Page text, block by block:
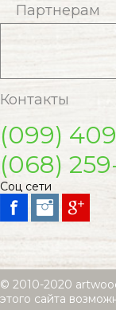
Партнерам
Контакты
(099)
(068)
Соц сети
© 2010-2020
этого сайта